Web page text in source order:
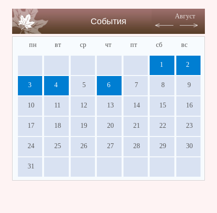
События
Август
пн вт ср чт пт сб вс
1 2
3 4 5 6 7 8 9
10 11 12 13 14 15 16
17 18 19 20 21 22 23
24 25 26 27 28 29 30
31